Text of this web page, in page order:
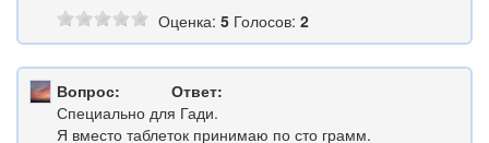
Оценка: 5 Голосов: 2
Вопрос:
Ответ:
Специально для Гади.
Я вместо таблеток принимаю по сто грамм.